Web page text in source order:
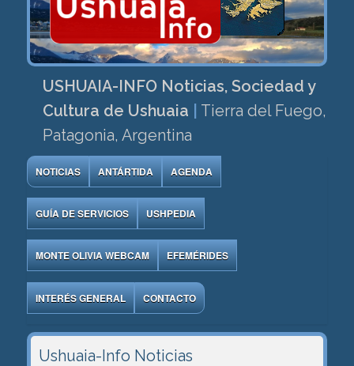
USHUAIA-INFO Noticias, Sociedad y
Cultura de Ushuaia
Tierra del Fuego,
Patagonia, Argentina
NOTICIAS ANTÁRTIDA AGENDA
GUÍA DE SERVICIOS USHPEDIA
MONTE OLIVIA WEBCAM EFEMÉRIDES
INTERÉS GENERAL CONTACTO
Ushuaia-Info Noticias